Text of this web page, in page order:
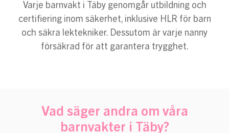
Varje barnvakt i Täby genomgår utbildning och
certifiering inom säkerhet, inklusive HLR för barn
och säkra lektekniker. Dessutom är varje nanny
försäkrad för att garantera trygghet.
Vad säger andra om våra
barnvakter i Täby?